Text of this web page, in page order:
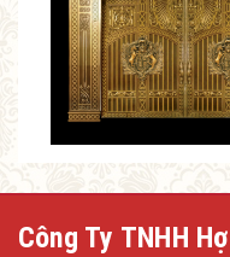
Công Ty TNHH